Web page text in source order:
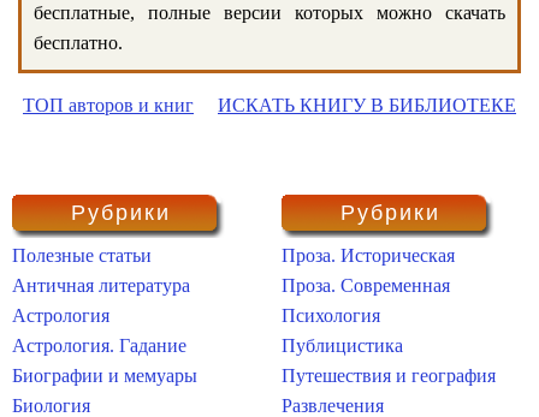
бесплатные, полные версии которых можно скачать
бесплатно.
ТОП авторов и книг ИСКАТЬ КНИГУ В БИБЛИОТЕКЕ
Рубрики
Полезные статьи
Античная литература
Астрология
Астрология. Гадание
Биографии и мемуары
Биология
Рубрики
Проза. Историческая
Проза. Современная
Психология
Публицистика
Путешествия и география
Развлечения